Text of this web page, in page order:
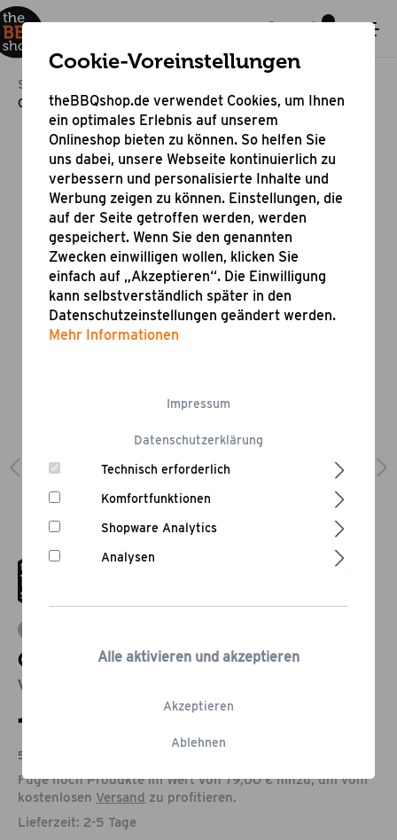
Startseite
Grill & BBQ Politur
Grill & BBQ Politur
Verleiht Edelstahlflächen einen neuen Glanz
12,95 €*
51,80 € pro Liter
Füge noch Produkte im Wert von 79,00 € hinzu, um vom
kostenlosen Versand zu profitieren.
Lieferzeit: 2-5 Tage
Cookie-Voreinstellungen
theBBQshop.de verwendet Cookies, um Ihnen
ein optimales Erlebnis auf unserem
Onlineshop bieten zu können. So helfen Sie
uns dabei, unsere Webseite kontinuierlich zu
verbessern und personalisierte Inhalte und
Werbung zeigen zu können. Einstellungen, die
auf der Seite getroffen werden, werden
gespeichert. Wenn Sie den genannten
Zwecken einwilligen wollen, klicken Sie
einfach auf „Akzeptieren“. Die Einwilligung
kann selbstverständlich später in den
Datenschutzeinstellungen geändert werden.
Mehr Informationen
Datenschutzerklärung
Impressum
Technisch erforderlich
Komfortfunktionen
Shopware Analytics
Analysen
Ablehnen
Akzeptieren
Alle aktivieren und akzeptieren